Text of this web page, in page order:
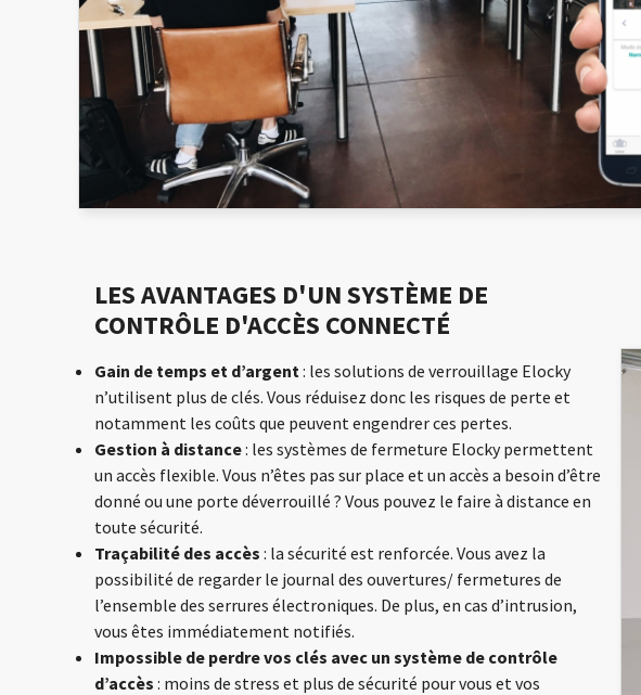
LES AVANTAGES D'UN SYSTÈME DE
CONTRÔLE D'ACCÈS CONNECTÉ
Gain de temps et d’argent : les solutions de verrouillage Elocky
n’utilisent plus de clés. Vous réduisez donc les risques de perte et
notamment les coûts que peuvent engendrer ces pertes.
Gestion à distance: les systèmes de fermeture Elocky permettent
un accès flexible. Vous n’êtes pas sur place et un accès a besoin d’être
donné ou une porte déverrouillé ? Vous pouvez le faire à distance en
toute sécurité.
Traçabilité des accès : la sécurité est renforcée. Vous avez la
possibilité de regarder le journal des ouvertures/ fermetures de
l’ensemble des serrures électroniques. De plus, en cas d’intrusion,
vous êtes immédiatement notifiés.
Impossible de perdre vos clés avec un système de contrôle
d’accès : moins de stress et plus de sécurité pour vous et vos